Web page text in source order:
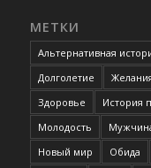
МЕТКИ
Альтернативная
Долголетие
Здоровье
История
Молодость
Новый мир
Обида